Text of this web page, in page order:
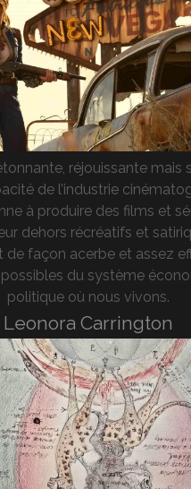
réjouissante mais
de l’industrie
à produire des films et
dehors récréatifs et
de façon acerbe et assez
du système
politique où nous vivons.
Leonora Carrington